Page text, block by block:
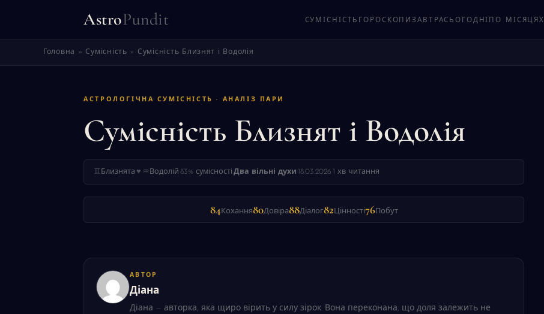
AstroPundit СУМІСНІСТЬ ГОРОСКОПИЗАВТРАСЬОГОДНІ ПО МІСЯЦЯХ
Головна » Сумісність » Сумісність Близнят і Водолія
АСТРОЛОГІЧНА СУМІСНІСТЬ · АНАЛІЗ ПАРИ
Сумісність Близнят і Водолія
♊ Близнята ♥ ♒ Водолій ·83% сумісності ·Два вільні духи 18.03.2026 1 хв читання
84 Кохання80Довіра88Діалог82 Цінності76Побут
АВТОР
Діана
Діана — авторка, яка щиро вірить у силу зірок. Вона переконана, що доля залежить не